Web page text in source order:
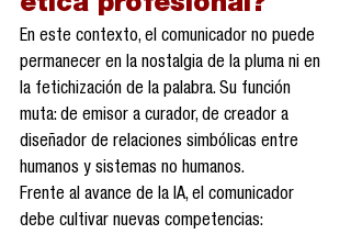
ética profesional?
En este contexto, el comunicador no puede
permanecer en la nostalgia de la pluma ni en
la fetichización de la palabra. Su función
muta: de emisor a curador, de creador a
diseñador de relaciones simbólicas entre
humanos y sistemas no humanos.
Frente al avance de la IA, el comunicador
debe cultivar nuevas competencias: